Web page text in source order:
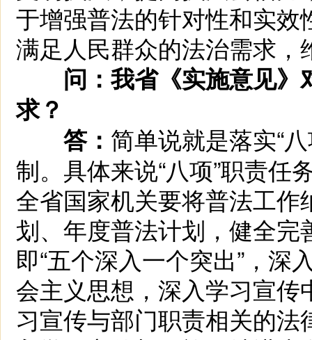
于增强普法的针对性和实
满足人民群众的法治需求，
问：我省《实施意见
求？
答： 简单说就是落实“
制。具体来说“八项”职责任
全省国家机关要将普法工
划、年度普法计划，健全
即“五个深入一个突出”，
会主义思想，深入学习宣
习宣传与部门职责相关的